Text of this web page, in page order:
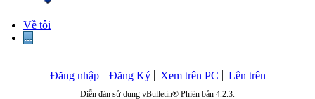
Về tôi
...
Đăng nhập Đăng Ký Xem trên PC Lên trên
Diễn đàn sử dụng vBulletin® Phiên bản 4.2.3.